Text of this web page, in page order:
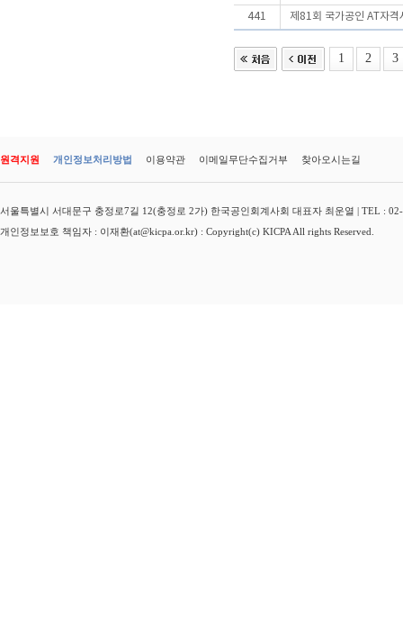
441 제81회 국가공인 AT자격
1 2 3
원격지원 개인정보처리방법 이용약관 이메일무단수집거부 찾아오시는길
서울특별시 서대문구 충정로7길 12(충정로 2가) 한국공인회계사회 대표자 최운열 | TEL :
개인정보보호 책임자 : 이재환(at@kicpa.or.kr) : Copyright(c) KICPA All rights Reserved.